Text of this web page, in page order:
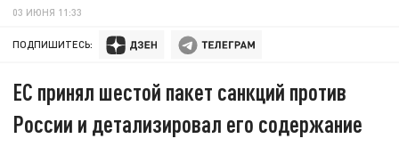
03 ИЮНЯ 11:33
ПОДПИШИТЕСЬ:
ЕС принял шестой пакет санкций против
России и детализировал его содержание